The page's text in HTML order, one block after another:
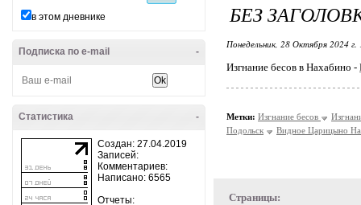
в этом дневнике
-
Подписка по e-mail
-
Статистика
Создан: 27.04.2019
Записей:
Комментариев:
Написано: 6565
Отчеты:
БЕЗ
Понедельник, 28 Октября 2024
Изгнание бесов в Нахабино -
Метки: Изгнание бесов
Подольск
Видное Царицыно
Страницы: